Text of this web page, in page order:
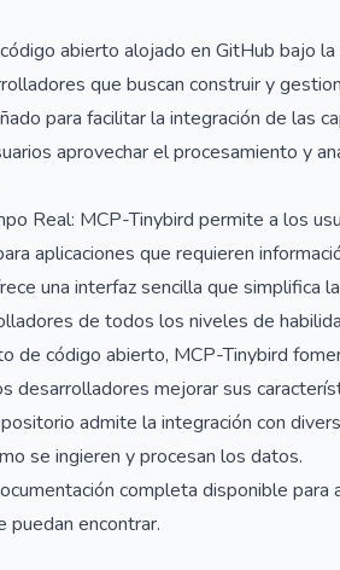
abierto alojado en GitHub bajo la
que buscan construir y
para facilitar la integración de las
aprovechar el procesamiento y
Real: MCP-Tinybird permite a los
aplicaciones que requieren
una interfaz sencilla que simplifica
de todos los niveles de
de código abierto, MCP-Tinybird
desarrolladores mejorar sus
admite la integración con
se ingieren y procesan los datos.
completa disponible para
puedan encontrar.